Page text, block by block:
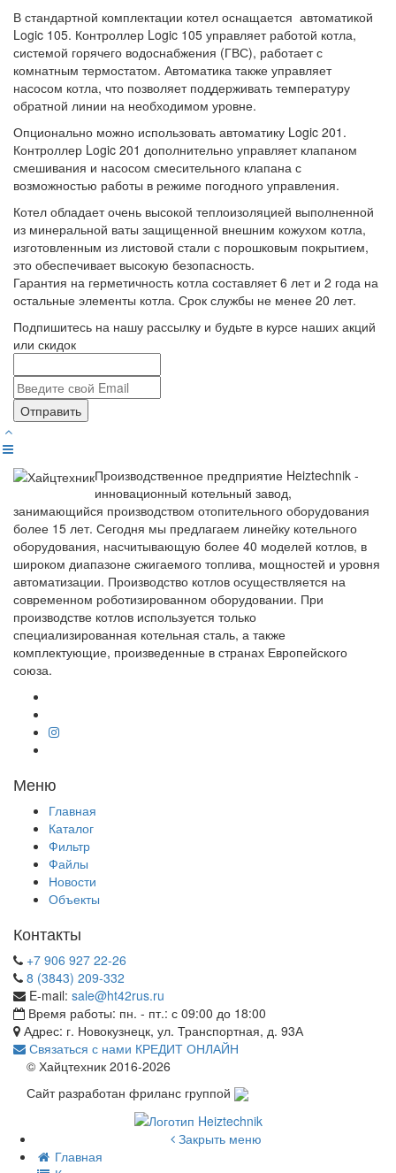
В стандартной комплектации котел оснащается автоматикой
Logic 105. Контроллер Logic 105 управляет работой котла,
системой горячего водоснабжения (ГВС), работает с
комнатным термостатом. Автоматика также управляет
насосом котла, что позволяет поддерживать температуру
обратной линии на необходимом уровне.
Опционально можно использовать автоматику Logic 201.
Контроллер Logic 201 дополнительно управляет клапаном
смешивания и насосом смесительного клапана с
возможностью работы в режиме погодного управления.
Котел обладает очень высокой теплоизоляцией выполненной
из минеральной ваты защищенной внешним кожухом котла,
изготовленным из листовой стали с порошковым покрытием,
это обеспечивает высокую безопасность.
Гарантия на герметичность котла составляет 6 лет и 2 года на
остальные элементы котла. Срок службы не менее 20 лет.
Подпишитесь на нашу рассылку и будьте в курсе наших акций
или скидок
Отправить
Производственное предприятие Heiztechnik -
инновационный котельный завод,
занимающийся производством отопительного оборудования
более 15 лет. Сегодня мы предлагаем линейку котельного
оборудования, насчитывающую более 40 моделей котлов, в
широком диапазоне сжигаемого топлива, мощностей и уровня
автоматизации. Производство котлов осуществляется на
современном роботизированном оборудовании. При
производстве котлов используется только
специализированная котельная сталь, а также
комплектующие, произведенные в странах Европейского
союза.
Меню
Главная
Каталог
Фильтр
Файлы
Новости
Объекты
Контакты
+7 906 927 22-26
8 (3843) 209-332
E-mail: sale@ht42rus.ru
Время работы: пн. - пт.: с 09:00 до 18:00
Адрес: г. Новокузнецк, ул. Транспортная, д. 93А
Связаться с нами КРЕДИТ ОНЛАЙН
© Хайцтехник 2016-2026
Сайт разработан фриланс группой
Закрыть меню
Главная